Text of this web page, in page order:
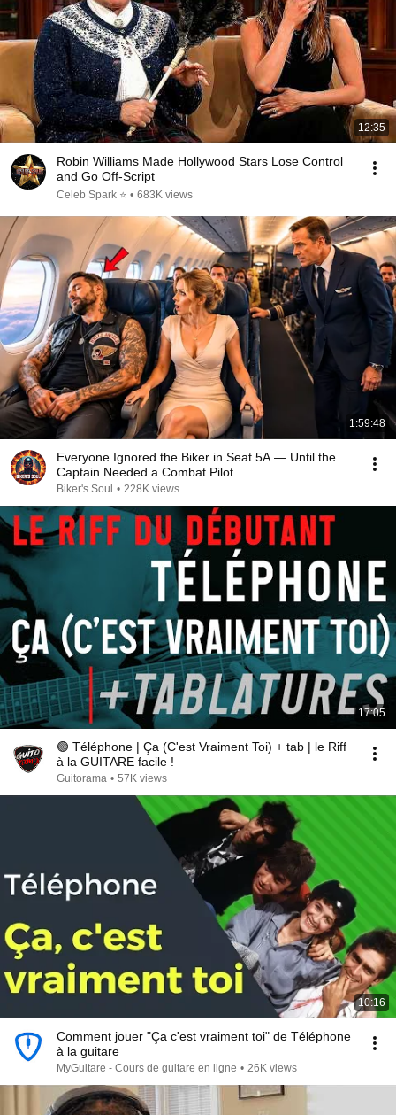
12:35
Robin Williams Made Hollywood Stars Lose Control
and Go Off-Script
Celeb Spark ⭐ • 683K views
1:59:48
Everyone Ignored the Biker in Seat 5A — Until the
Captain Needed a Combat Pilot
Biker's Soul • 228K views
17:05
🟢 Téléphone | Ça (C'est Vraiment Toi) + tab | le Riff
à la GUITARE facile !
Guitorama • 57K views
10:16
Comment jouer "Ça c'est vraiment toi" de Téléphone
à la guitare
MyGuitare - Cours de guitare en ligne • 26K views